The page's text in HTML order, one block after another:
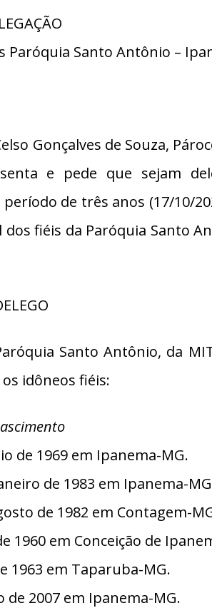
Santo Antônio –
Gonçalves de Souza,
e pede que sejam
de três anos (17/10/
fiéis da Paróquia Santo
Santo Antônio, da
idôneos fiéis:
de 1969 em Ipanema-MG.
de 1983 em Ipanema-
de 1982 em Contagem-
1960 em Conceição de
1963 em Taparuba-MG.
2007 em Ipanema-MG.